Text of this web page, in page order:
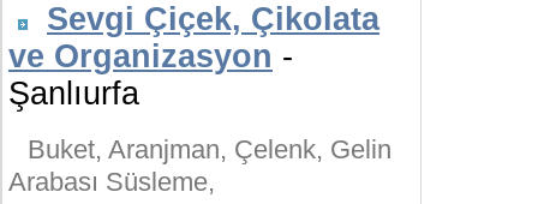
Sevgi Çiçek, Çikolata
ve Organizasyon -
Şanlıurfa
Buket, Aranjman, Çelenk, Gelin
Arabası Süsleme,